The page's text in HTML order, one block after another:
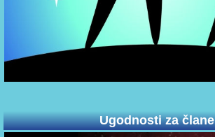
Ugodnosti za člane